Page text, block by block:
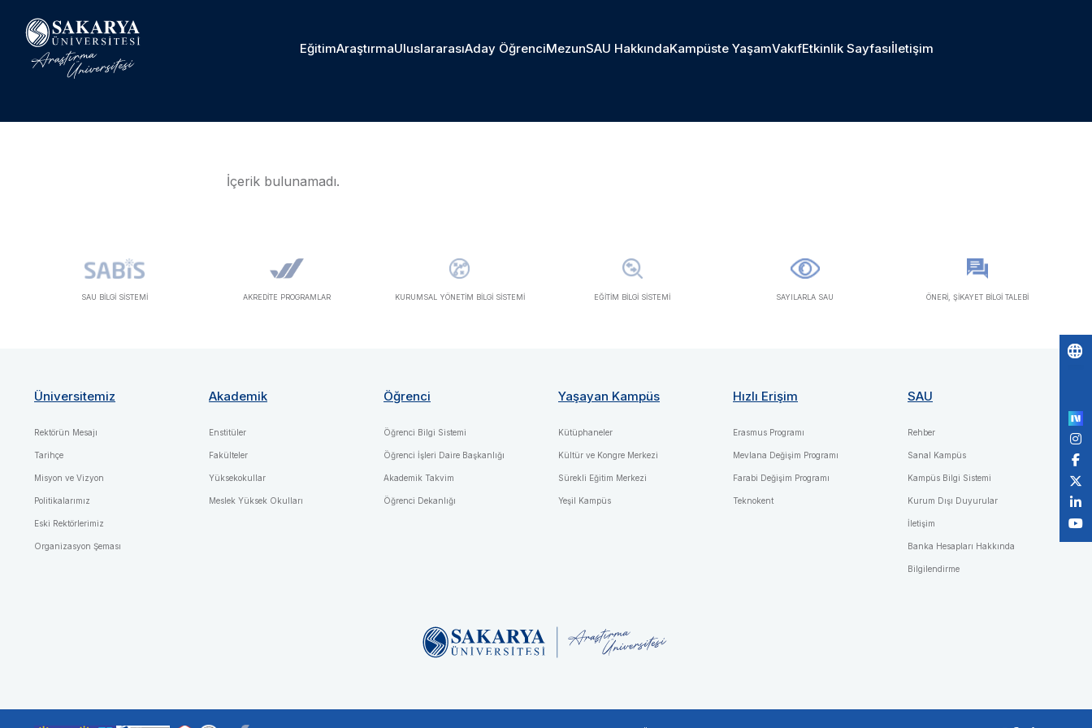
EğitimAraştırmaUluslararasıAday ÖğrenciMezunSAU HakkındaKampüste YaşamVakıfEtkinlik Sayfasıİletişim
İçerik bulunamadı.
SAU BİLGİ SİSTEMİ AKREDİTE PROGRAMLAR KURUMSAL YÖNETİM BİLGİ SİSTEMİ EĞİTİM BİLGİ SİSTEMİ SAYILARLA SAU ÖNERİ, ŞİKAYET BİLGİ TALEBİ
Üniversitemiz
Rektörün Mesajı
Tarihçe
Misyon ve Vizyon
Politikalarımız
Eski Rektörlerimiz
Organizasyon Şeması
Akademik
Enstitüler
Fakülteler
Yüksekokullar
Meslek Yüksek Okulları
Öğrenci
Öğrenci Bilgi Sistemi
Öğrenci İşleri Daire Başkanlığı
Akademik Takvim
Öğrenci Dekanlığı
Yaşayan Kampüs
Kütüphaneler
Kültür ve Kongre Merkezi
Sürekli Eğitim Merkezi
Yeşil Kampüs
Hızlı Erişim
Erasmus Programı
Mevlana Değişim Programı
Farabi Değişim Programı
Teknokent
SAU
Rehber
Sanal Kampüs
Kampüs Bilgi Sistemi
Kurum Dışı Duyurular
İletişim
Banka Hesapları Hakkında
Bilgilendirme